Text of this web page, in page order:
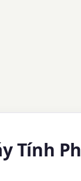
Tính